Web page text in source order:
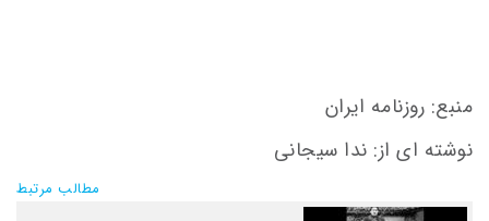
منبع: روزنامه ایران
نوشته ای از: ندا سیجانی
مطالب مرتبط